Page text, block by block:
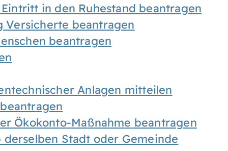
in den Ruhestand beantragen
Versicherte beantragen
beantragen
Anlagen mitteilen
Ökokonto-Maßnahme beantragen
Stadt oder Gemeinde